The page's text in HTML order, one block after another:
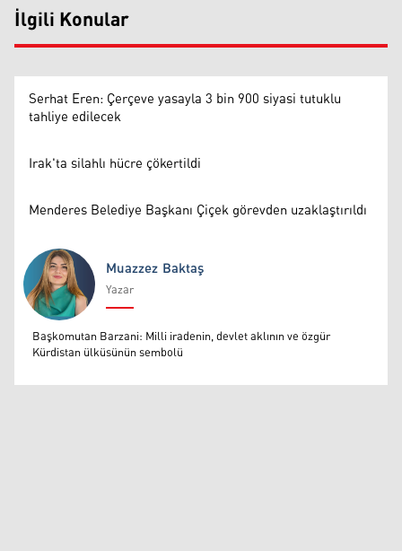
İlgili Konular
Serhat Eren: Çerçeve yasayla 3 bin 900 siyasi tutuklu
tahliye edilecek
Irak'ta silahlı hücre çökertildi
Menderes Belediye Başkanı Çiçek görevden uzaklaştırıldı
Muazzez Baktaş
Muazzez Baktaş
Yazar
Başkomutan Barzani: Milli iradenin, devlet aklının ve özgür
Kürdistan ülküsünün sembolü